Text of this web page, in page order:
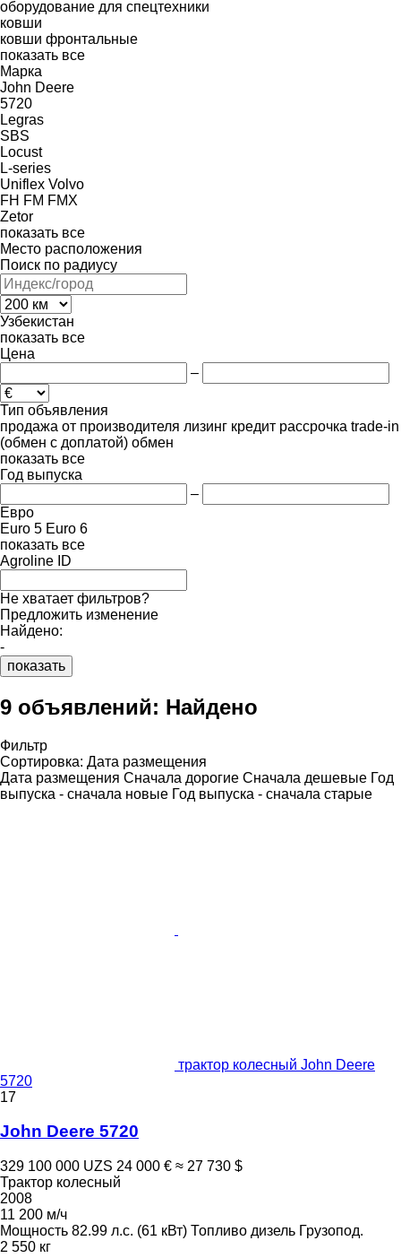
оборудование для спецтехники
ковши
ковши фронтальные
показать все
Марка
John Deere
5720
Legras
SBS
Locust
L-series
Uniflex Volvo
FH FM FMX
Zetor
показать все
Место расположения
Поиск по радиусу
Узбекистан
показать все
Цена
–
Тип объявления
продажа от производителя лизинг кредит рассрочка trade-in
(обмен с доплатой) обмен
показать все
Год выпуска
–
Евро
Euro 5 Euro 6
показать все
Agroline ID
Не хватает фильтров?
Предложить изменение
Найдено:
-
показать
9 объявлений: Найдено
Фильтр
Сортировка: Дата размещения
Дата размещения Сначала дорогие Сначала дешевые Год
выпуска - сначала новые Год выпуска - сначала старые
трактор колесный John Deere
5720
17
John Deere 5720
329 100 000 UZS 24 000 € ≈ 27 730 $
Трактор колесный
2008
11 200 м/ч
Мощность 82.99 л.с. (61 кВт) Топливо дизель Грузопод.
2 550 кг